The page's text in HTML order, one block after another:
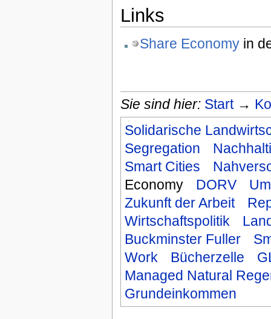
Links
Share Economyin
Sie sind hier: Start→
Solidarische
Segregation
Smart Cities
Economy
DORV
Zukunft der Arbeit
Wirtschaftspolitik
Buckminster Fuller
Work
Bücherzelle
Managed Natural
Grundeinkommen